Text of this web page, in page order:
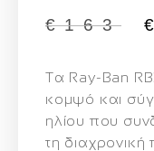
€163 €
Τα Ray-Ban
κομψό και
ηλίου που
τη διαχρονική